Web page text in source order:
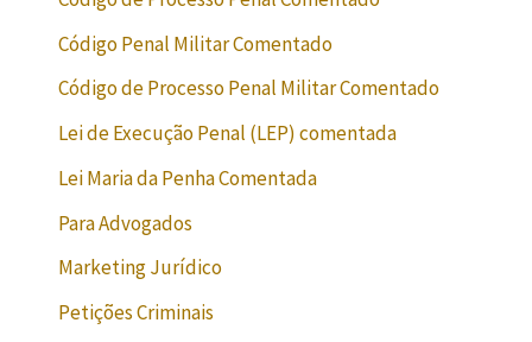
Código Penal Militar Comentado
Código de Processo Penal Militar Comentado
Lei de Execução Penal (LEP) comentada
Lei Maria da Penha Comentada
Para Advogados
Marketing Jurídico
Petições Criminais